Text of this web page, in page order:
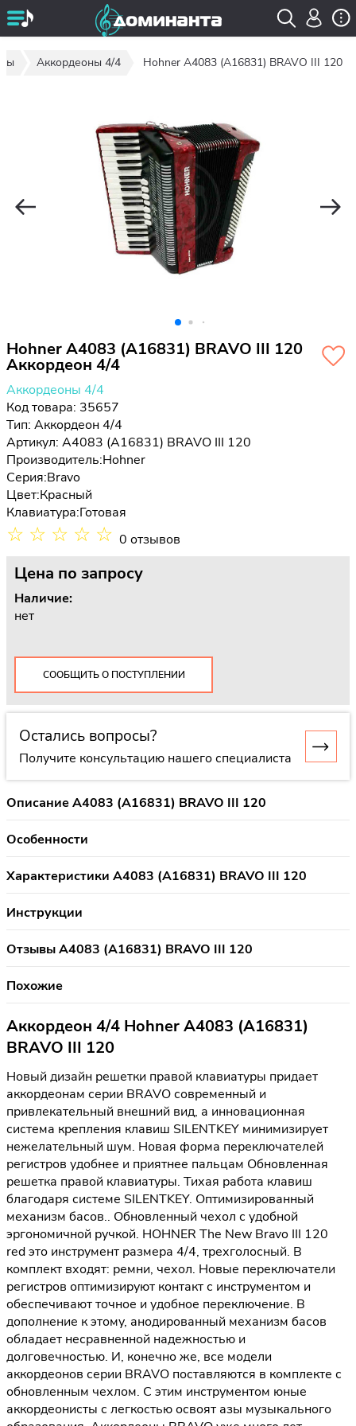
Аккордеоны 4/4 Hohner A4083 (A16831) BRAVO III 120
Hohner A4083 (A16831) BRAVO III 120
Аккордеон 4/4
Аккордеоны 4/4
Код товара: 35657
Тип: Аккордеон 4/4
Артикул: A4083 (A16831) BRAVO III 120
Производитель:Hohner
Серия:Bravo
Цвет:Красный
Клавиатура:Готовая
☆ ☆ ☆ ☆ ☆ 0 отзывов
Цена по запросу
Наличие:
нет
СООБЩИТЬ О ПОСТУПЛЕНИИ
Остались вопросы?
Получите консультацию нашего специалиста
Описание A4083 (A16831) BRAVO III 120
Особенности
Характеристики A4083 (A16831) BRAVO III 120
Инструкции
Отзывы A4083 (A16831) BRAVO III 120
Похожие
Аккордеон 4/4 Hohner A4083 (A16831)
BRAVO III 120
Новый дизайн решетки правой клавиатуры придает
аккордеонам серии BRAVO современный и
привлекательный внешний вид, а инновационная
система крепления клавиш SILENTKEY минимизирует
нежелательный шум. Новая форма переключателей
регистров удобнее и приятнее пальцам Обновленная
решетка правой клавиатуры. Тихая работа клавиш
благодаря системе SILENTKEY. Оптимизированный
механизм басов.. Обновленный чехол с удобной
эргономичной ручкой. HOHNER The New Bravo III 120
red это инструмент размера 4/4, трехголосный. В
комплект входят: ремни, чехол. Новые переключатели
регистров оптимизируют контакт с инструментом и
обеспечивают точное и удобное переключение. В
дополнение к этому, анодированный механизм басов
обладает несравненной надежностью и
долговечностью. И, конечно же, все модели
аккордеонов серии BRAVO поставляются в комплекте с
обновленным чехлом. С этим инструментом юные
аккордеонисты с легкостью освоят азы музыкального